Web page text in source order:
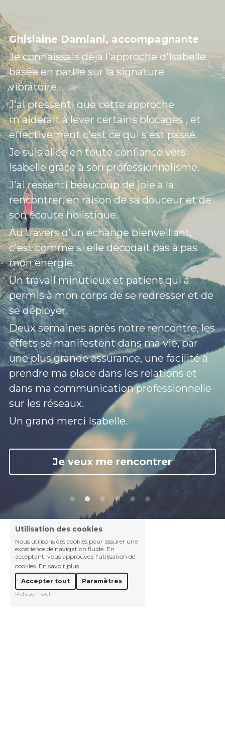
Ghislaine Damiani, accompagnante
Je connaissais déjà l'approche d'Isabelle
basée en partie sur la signature
vibratoire.
J'ai pressenti que cette approche
m'aiderait à lever certains blocages , et
effectivement c'est ce qui s'est passé.
Je suis allée en toute confiance vers
Isabelle grâce à son professionnalisme.
J'ai ressenti beaucoup de joie à la
rencontrer, en raison de sa douceur et de
son écoute holistique.
Au travers d'un échange bienveillant,
c'est comme si elle décodait pas à pas
mon énergie.
Un travail minutieux et patient qui a
permis à mon corps de se redresser et de
se déployer.
Deux semaines après notre rencontre, les
effets se manifestent dans ma vie, par
une plus grande assurance, une facilité à
prendre ma place dans les relations et
dans ma communication professionnelle
sur les réseaux.
Un grand merci Isabelle.
Je veux me rencontrer
Utilisation des cookies
Nous utilisons des cookies pour assurer une
expérience de navigation fluide. En
acceptant, vous approuvez l'utilisation de
cookies. En savoir plus
Accepter tout
Paramètres
Refuser Tout